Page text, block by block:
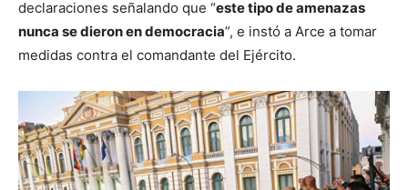
declaraciones señalando que “este tipo de amenazas
nunca se dieron en democracia”, e instó a Arce a tomar
medidas contra el comandante del Ejército.